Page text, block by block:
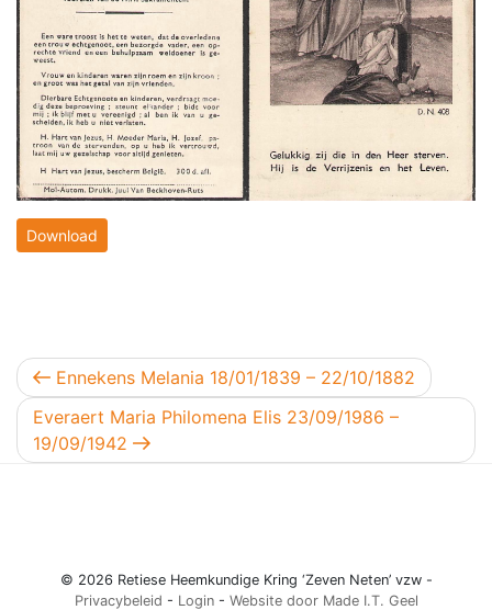
Download
Berichtnavigatie
Vorig bericht
Ennekens Melania 18/01/1839 – 22/10/1882
Volgend bericht
Everaert Maria Philomena Elis 23/09/1986 –
19/09/1942
© 2026 Retiese Heemkundige Kring ‘Zeven Neten’ vzw -
Privacybeleid - Login- Website door Made I.T. Geel